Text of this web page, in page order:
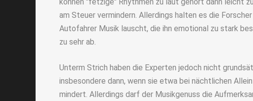
am Steuer vermindern. Allerdings halten es die
Autofahrer Musik lauscht, die ihn emotional zu stark
zu sehr ab.
Unterm Strich haben die Experten jedoch nicht
insbesondere dann, wenn sie etwa bei nächtlichen
mindert. Allerdings darf der Musikgenuss die